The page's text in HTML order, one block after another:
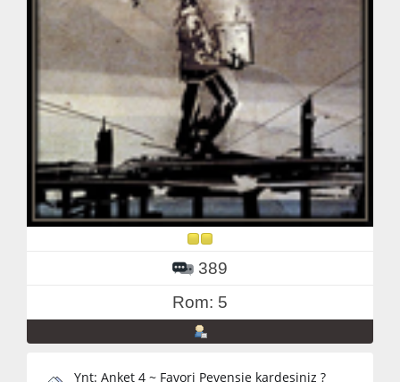
389
Rom: 5
Ynt: Anket 4 ~ Favori Pevensie kardeşiniz ?